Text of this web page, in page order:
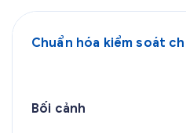
Chuẩn hóa kiểm soát
Bối cảnh